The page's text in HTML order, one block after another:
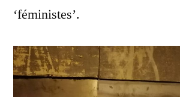
‘féministes’.